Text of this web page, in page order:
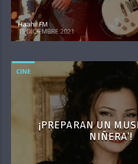
Haahil FM
15 DICIEMBRE 2021
CINE
¡PREPARAN UN
NIÑERA’!